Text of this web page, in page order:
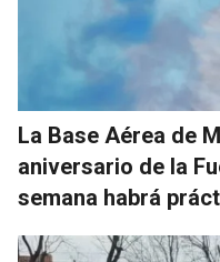
La Base Aérea de
aniversario de la
semana habrá